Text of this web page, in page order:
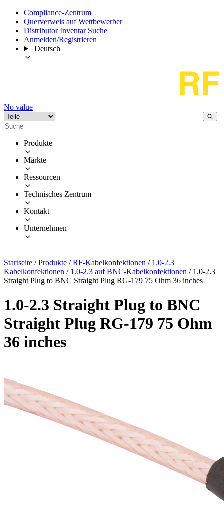
Compliance-Zentrum
Querverweis auf Wettbewerber
Distributor Inventar Suche
Anmelden/Registrieren
Deutsch
No value
Produkte
Märkte
Ressourcen
Technisches Zentrum
Kontakt
Unternehmen
Startseite / Produkte / RF-Kabelkonfektionen / 1.0-2.3
Kabelkonfektionen / 1.0-2.3 auf BNC-Kabelkonfektionen / 1.0-2.3
Straight Plug to BNC Straight Plug RG-179 75 Ohm 36 inches
1.0-2.3 Straight Plug to BNC
Straight Plug RG-179 75 Ohm
36 inches